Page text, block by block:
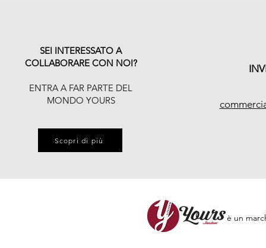
SEI INTERESSATO A
COLLABORARE CON NOI?
ENTRA A FAR PARTE DEL
MONDO YOURS
Scopri di più
è un